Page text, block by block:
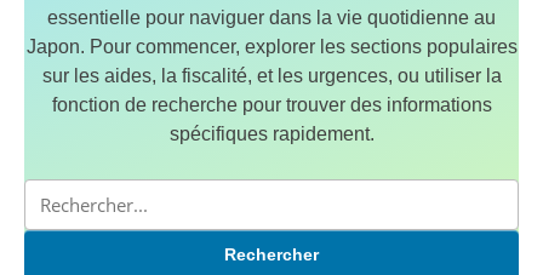
essentielle pour naviguer dans la vie quotidienne au
Japon. Pour commencer, explorer les sections populaires
sur les aides, la fiscalité, et les urgences, ou utiliser la
fonction de recherche pour trouver des informations
spécifiques rapidement.
Rechercher